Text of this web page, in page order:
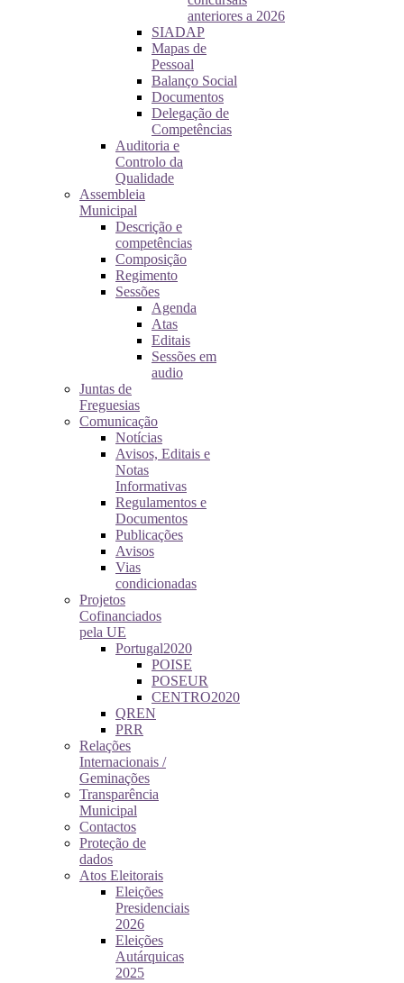
anteriores a 2026
SIADAP
Mapas de
Pessoal
Balanço Social
Documentos
Delegação de
Competências
Auditoria e
Controlo da
Qualidade
Assembleia
Municipal
Descrição e
competências
Composição
Regimento
Sessões
Agenda
Atas
Editais
Sessões em
audio
Juntas de
Freguesias
Comunicação
Notícias
Avisos, Editais e
Notas
Informativas
Regulamentos e
Documentos
Publicações
Avisos
Vias
condicionadas
Projetos
Cofinanciados
pela UE
Portugal2020
POISE
POSEUR
CENTRO2020
QREN
PRR
Relações
Internacionais /
Geminações
Transparência
Municipal
Contactos
Proteção de
dados
Atos Eleitorais
Eleições
Presidenciais
2026
Eleições
Autárquicas
2025